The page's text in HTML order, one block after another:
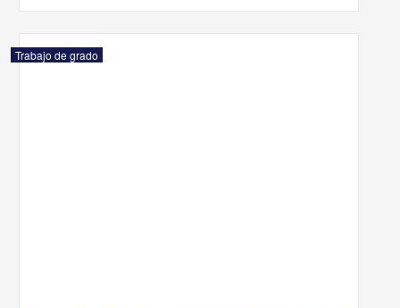
Trabajo de grado